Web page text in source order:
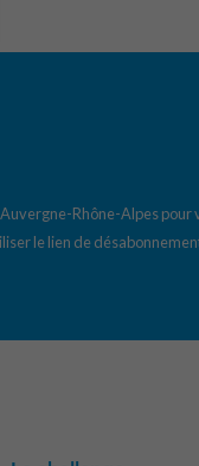
Rhône-Alpes pour
le lien de